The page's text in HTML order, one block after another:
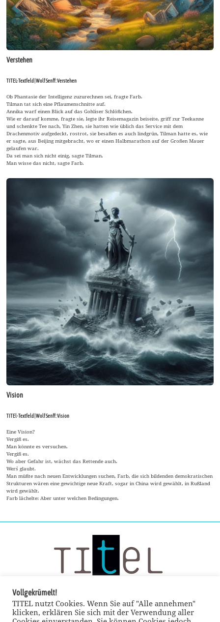
Verstehen
TITEL-Textfeld | Wolf Senff: Verstehen
Ob Phantasie der Intelligenz zuzurechnen sei, fragte Farb.
Tilman tat sich eine Pflaumenschnitte auf.
Annika warf einen Blick auf das Gohliser Schlößchen.
Wie er darauf komme, fragte sie, legte ihr Reisemagazin beiseite, griff zur Teekanne
und schenkte Tee nach, Yin Zhen, sie hatten wie üblich das Service mit dem
Drachenmotiv aufgedeckt, rostrot, sie besaßen es auch lindgrün, Tilman hatte es, wie
er sagte, aus Beijing mitgebracht, wo er einen Halbmarathon auf der Großen Mauer
gelaufen war.
Da sei man sich nicht einig, sagte Tilman.
Man wisse das nicht, sagte Farb.
Vision
TITEl-Textfeld | Wolf Senff: Vision
Eine Vision?
Vergiß es.
Man könnte es versuchen.
Vergiß es.
Wo aber Gefahr ist, wächst das Rettende auch.
Wer`s glaubt.
Man müßte nach neuen Entwicklungen suchen, Farb, die sich bildenden demokratischen
Strukturen wären eine gewichtige neue Kraft, sogar in China wird gewählt, in Rußland
wird gewählt.
Farb lächelte: Aber unter welchen Bedingungen.
Vollgekrümelt!
TITEL nutzt Cookies. Wenn Sie auf "Alle annehmen"
klicken, erklären Sie sich mit der Verwendung aller